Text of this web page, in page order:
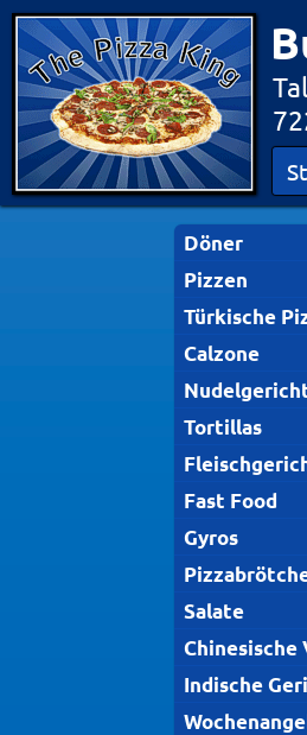
Döner
Pizzen
Türkische
Calzone
Tortillas
Fast Food
Gyros
Salate
Chinesische
Indische